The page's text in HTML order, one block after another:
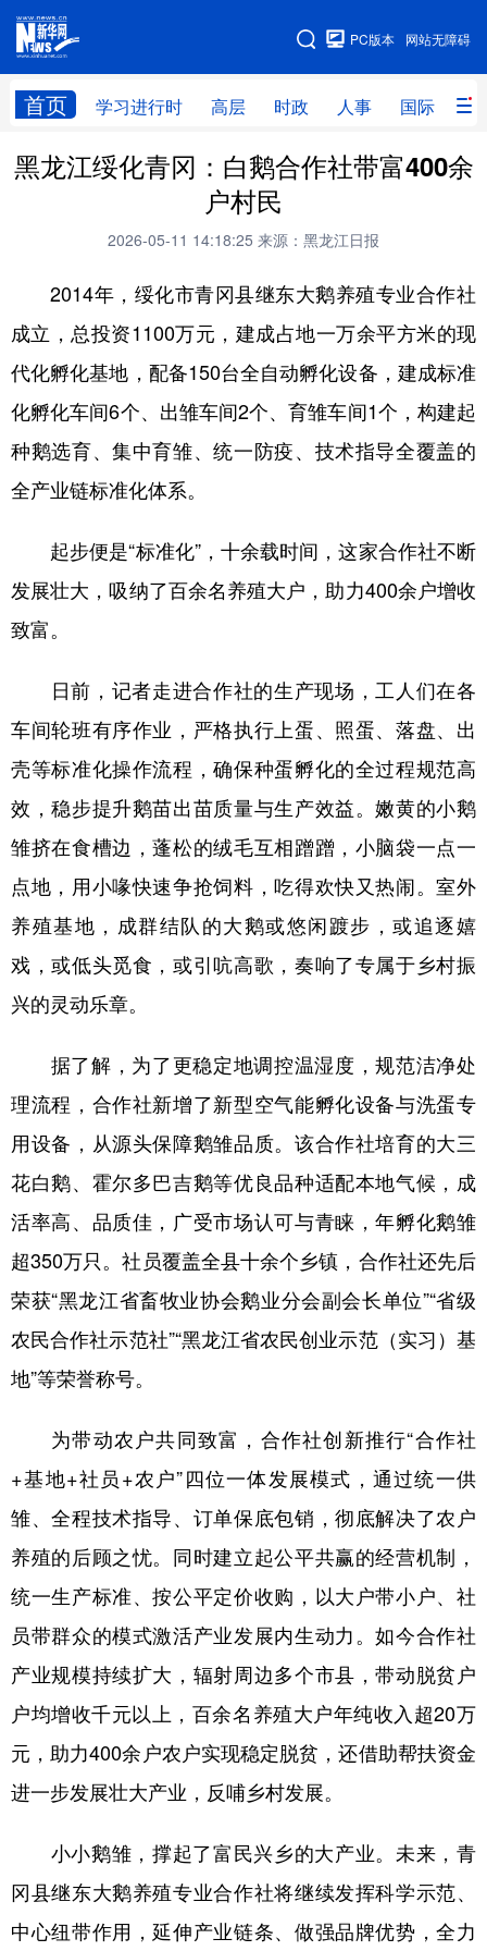
网站无障碍
PC版本
首页 学习进行时 高层 时政 人事 国际 财
网站地图
学习进行时 高层 时政 人事
全球连线
科技 科普 体育 文化
健康 军事 访谈 视频
食品 人居 信息化 乡村振兴
溯源中国 城市
地方频道
辽宁 吉林 上海 江苏
浙江 安徽 福建 江西
山东 河南 湖北 湖南
广东 广西 海南 重庆
四川 贵州 云南 西藏
新疆 内蒙古 黑龙江
多语种频道
Русский язык 日本語 한국어
Deutsch Português
黑龙江绥化青冈：白鹅合作社带富400余
户村民
2026-05-11 14:18:25 来源：黑龙江日报
2014年，绥化市青冈县继东大鹅养殖专业合作社
成立，总投资1100万元，建成占地一万余平方米的现
代化孵化基地，配备150台全自动孵化设备，建成标准
化孵化车间6个、出雏车间2个、育雏车间1个，构建起
种鹅选育、集中育雏、统一防疫、技术指导全覆盖的
全产业链标准化体系。
起步便是“标准化”，十余载时间，这家合作社不断
发展壮大，吸纳了百余名养殖大户，助力400余户增收
致富。
日前，记者走进合作社的生产现场，工人们在各
车间轮班有序作业，严格执行上蛋、照蛋、落盘、出
壳等标准化操作流程，确保种蛋孵化的全过程规范高
效，稳步提升鹅苗出苗质量与生产效益。嫩黄的小鹅
雏挤在食槽边，蓬松的绒毛互相蹭蹭，小脑袋一点一
点地，用小喙快速争抢饲料，吃得欢快又热闹。室外
养殖基地，成群结队的大鹅或悠闲踱步，或追逐嬉
戏，或低头觅食，或引吭高歌，奏响了专属于乡村振
兴的灵动乐章。
据了解，为了更稳定地调控温湿度，规范洁净处
理流程，合作社新增了新型空气能孵化设备与洗蛋专
用设备，从源头保障鹅雏品质。该合作社培育的大三
花白鹅、霍尔多巴吉鹅等优良品种适配本地气候，成
活率高、品质佳，广受市场认可与青睐，年孵化鹅雏
超350万只。社员覆盖全县十余个乡镇，合作社还先后
荣获“黑龙江省畜牧业协会鹅业分会副会长单位”“省级
农民合作社示范社”“黑龙江省农民创业示范（实习）基
地”等荣誉称号。
为带动农户共同致富，合作社创新推行“合作社
+基地+社员+农户”四位一体发展模式，通过统一供
雏、全程技术指导、订单保底包销，彻底解决了农户
养殖的后顾之忧。同时建立起公平共赢的经营机制，
统一生产标准、按公平定价收购，以大户带小户、社
员带群众的模式激活产业发展内生动力。如今合作社
产业规模持续扩大，辐射周边多个市县，带动脱贫户
户均增收千元以上，百余名养殖大户年纯收入超20万
元，助力400余户农户实现稳定脱贫，还借助帮扶资金
进一步发展壮大产业，反哺乡村发展。
小小鹅雏，撑起了富民兴乡的大产业。未来，青
冈县继东大鹅养殖专业合作社将继续发挥科学示范、
中心纽带作用，延伸产业链条、做强品牌优势，全力